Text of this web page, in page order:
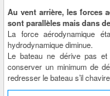
Au vent arrière, les forces
sont parallèles mais dans
La force aérodynamique
hydrodynamique diminue.
Le bateau ne dérive pas
conserver un minimum de
redresser le bateau s’il